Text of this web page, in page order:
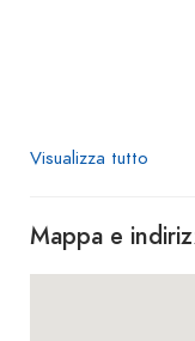
Visualizza tutto
Mappa e